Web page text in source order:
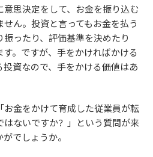
思決定をして、お金を振り込む
ん。投資と言ってもお金を払う
ったり、評価基準を決めたり
。ですが、手をかければかける
資なので、手をかける価値はあ
お金をかけて育成した従業員が転
ないですか？」という質問が来
でしょうか。